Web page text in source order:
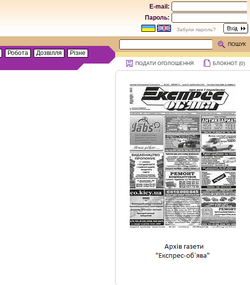
E-mail:
Пароль:
Забули пароль?
ПОШУК
Робота Дозвілля
Різне
ПОДАТИ ОГОЛОШЕННЯ БЛОКНОТ (0)